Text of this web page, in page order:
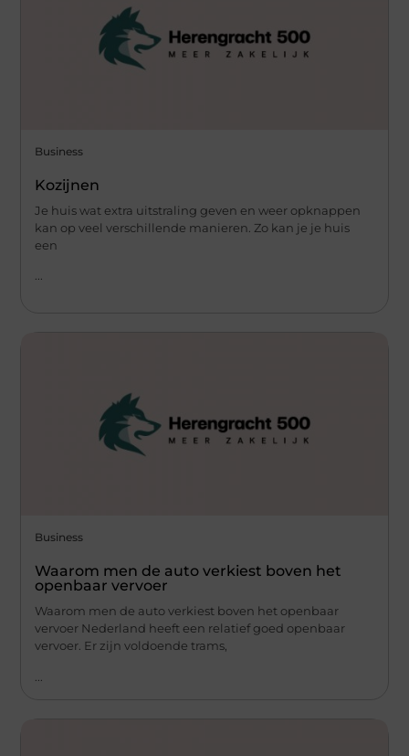
Business
Kozijnen
Je huis wat extra uitstraling geven en weer opknappen
kan op veel verschillende manieren. Zo kan je je huis
een
...
Business
Waarom men de auto verkiest boven het
openbaar vervoer
Waarom men de auto verkiest boven het openbaar
vervoer Nederland heeft een relatief goed openbaar
vervoer. Er zijn voldoende trams,